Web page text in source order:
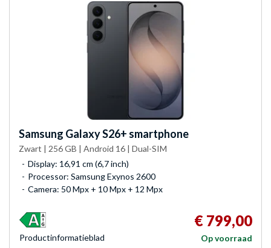
Samsung Galaxy S26+ smartphone
Zwart | 256 GB | Android 16 | Dual-SIM
Display: 16,91 cm (6,7 inch)
Processor: Samsung Exynos 2600
Camera: 50 Mpx + 10 Mpx + 12 Mpx
€ 799,00
Op voorraad
Product­informatieblad